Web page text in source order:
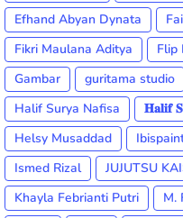
Efhand Abyan Dynata
Fikri Maulana Aditya
Flip
Gambar
guritama studio
Halif Surya Nafisa
𝐇𝐚𝐥𝐢𝐟
Helsy Musaddad
Ismed Rizal
JUJUTSU
Khayla Febrianti Putri
M.